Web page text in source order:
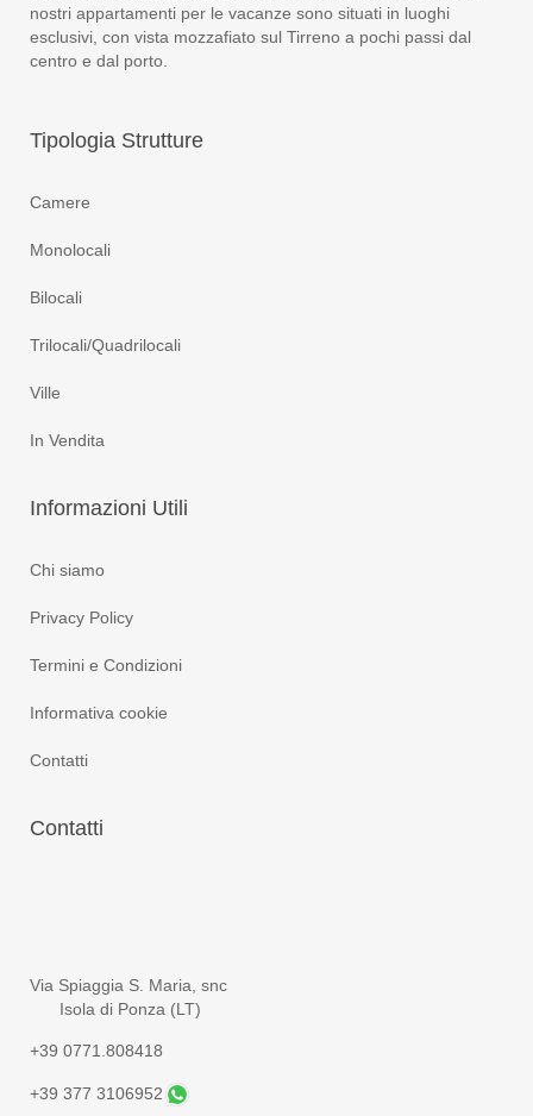
nostri appartamenti per le vacanze sono situati in luoghi
esclusivi, con vista mozzafiato sul Tirreno a pochi passi dal
centro e dal porto.
Tipologia Strutture
Camere
Monolocali
Bilocali
Trilocali/Quadrilocali
Ville
In Vendita
Informazioni Utili
Chi siamo
Privacy Policy
Termini e Condizioni
Informativa cookie
Contatti
Contatti
Via Spiaggia S. Maria, snc
Isola di Ponza (LT)
+39 0771.808418
+39 377 3106952